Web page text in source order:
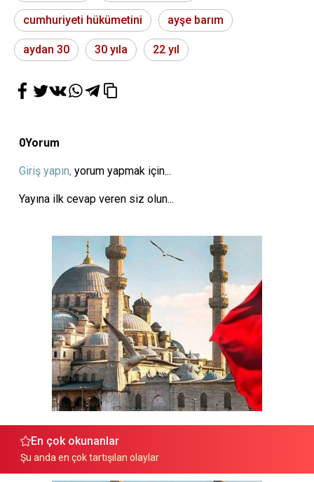
cumhuriyeti hükümetini ayşe barım
aydan 30 30 yıla 22 yıl
0Yorum
Giriş yapın, yorum yapmak için...
Yayına ilk cevap veren siz olun...
En çok okunanlar
Şu anda en çok tartışılan olaylar